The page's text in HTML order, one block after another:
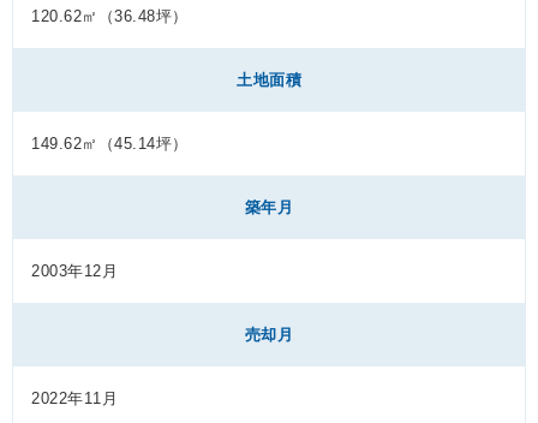
120.62㎡（36.48坪）
土地面積
149.62㎡（45.14坪）
築年月
2003年12月
売却月
2022年11月